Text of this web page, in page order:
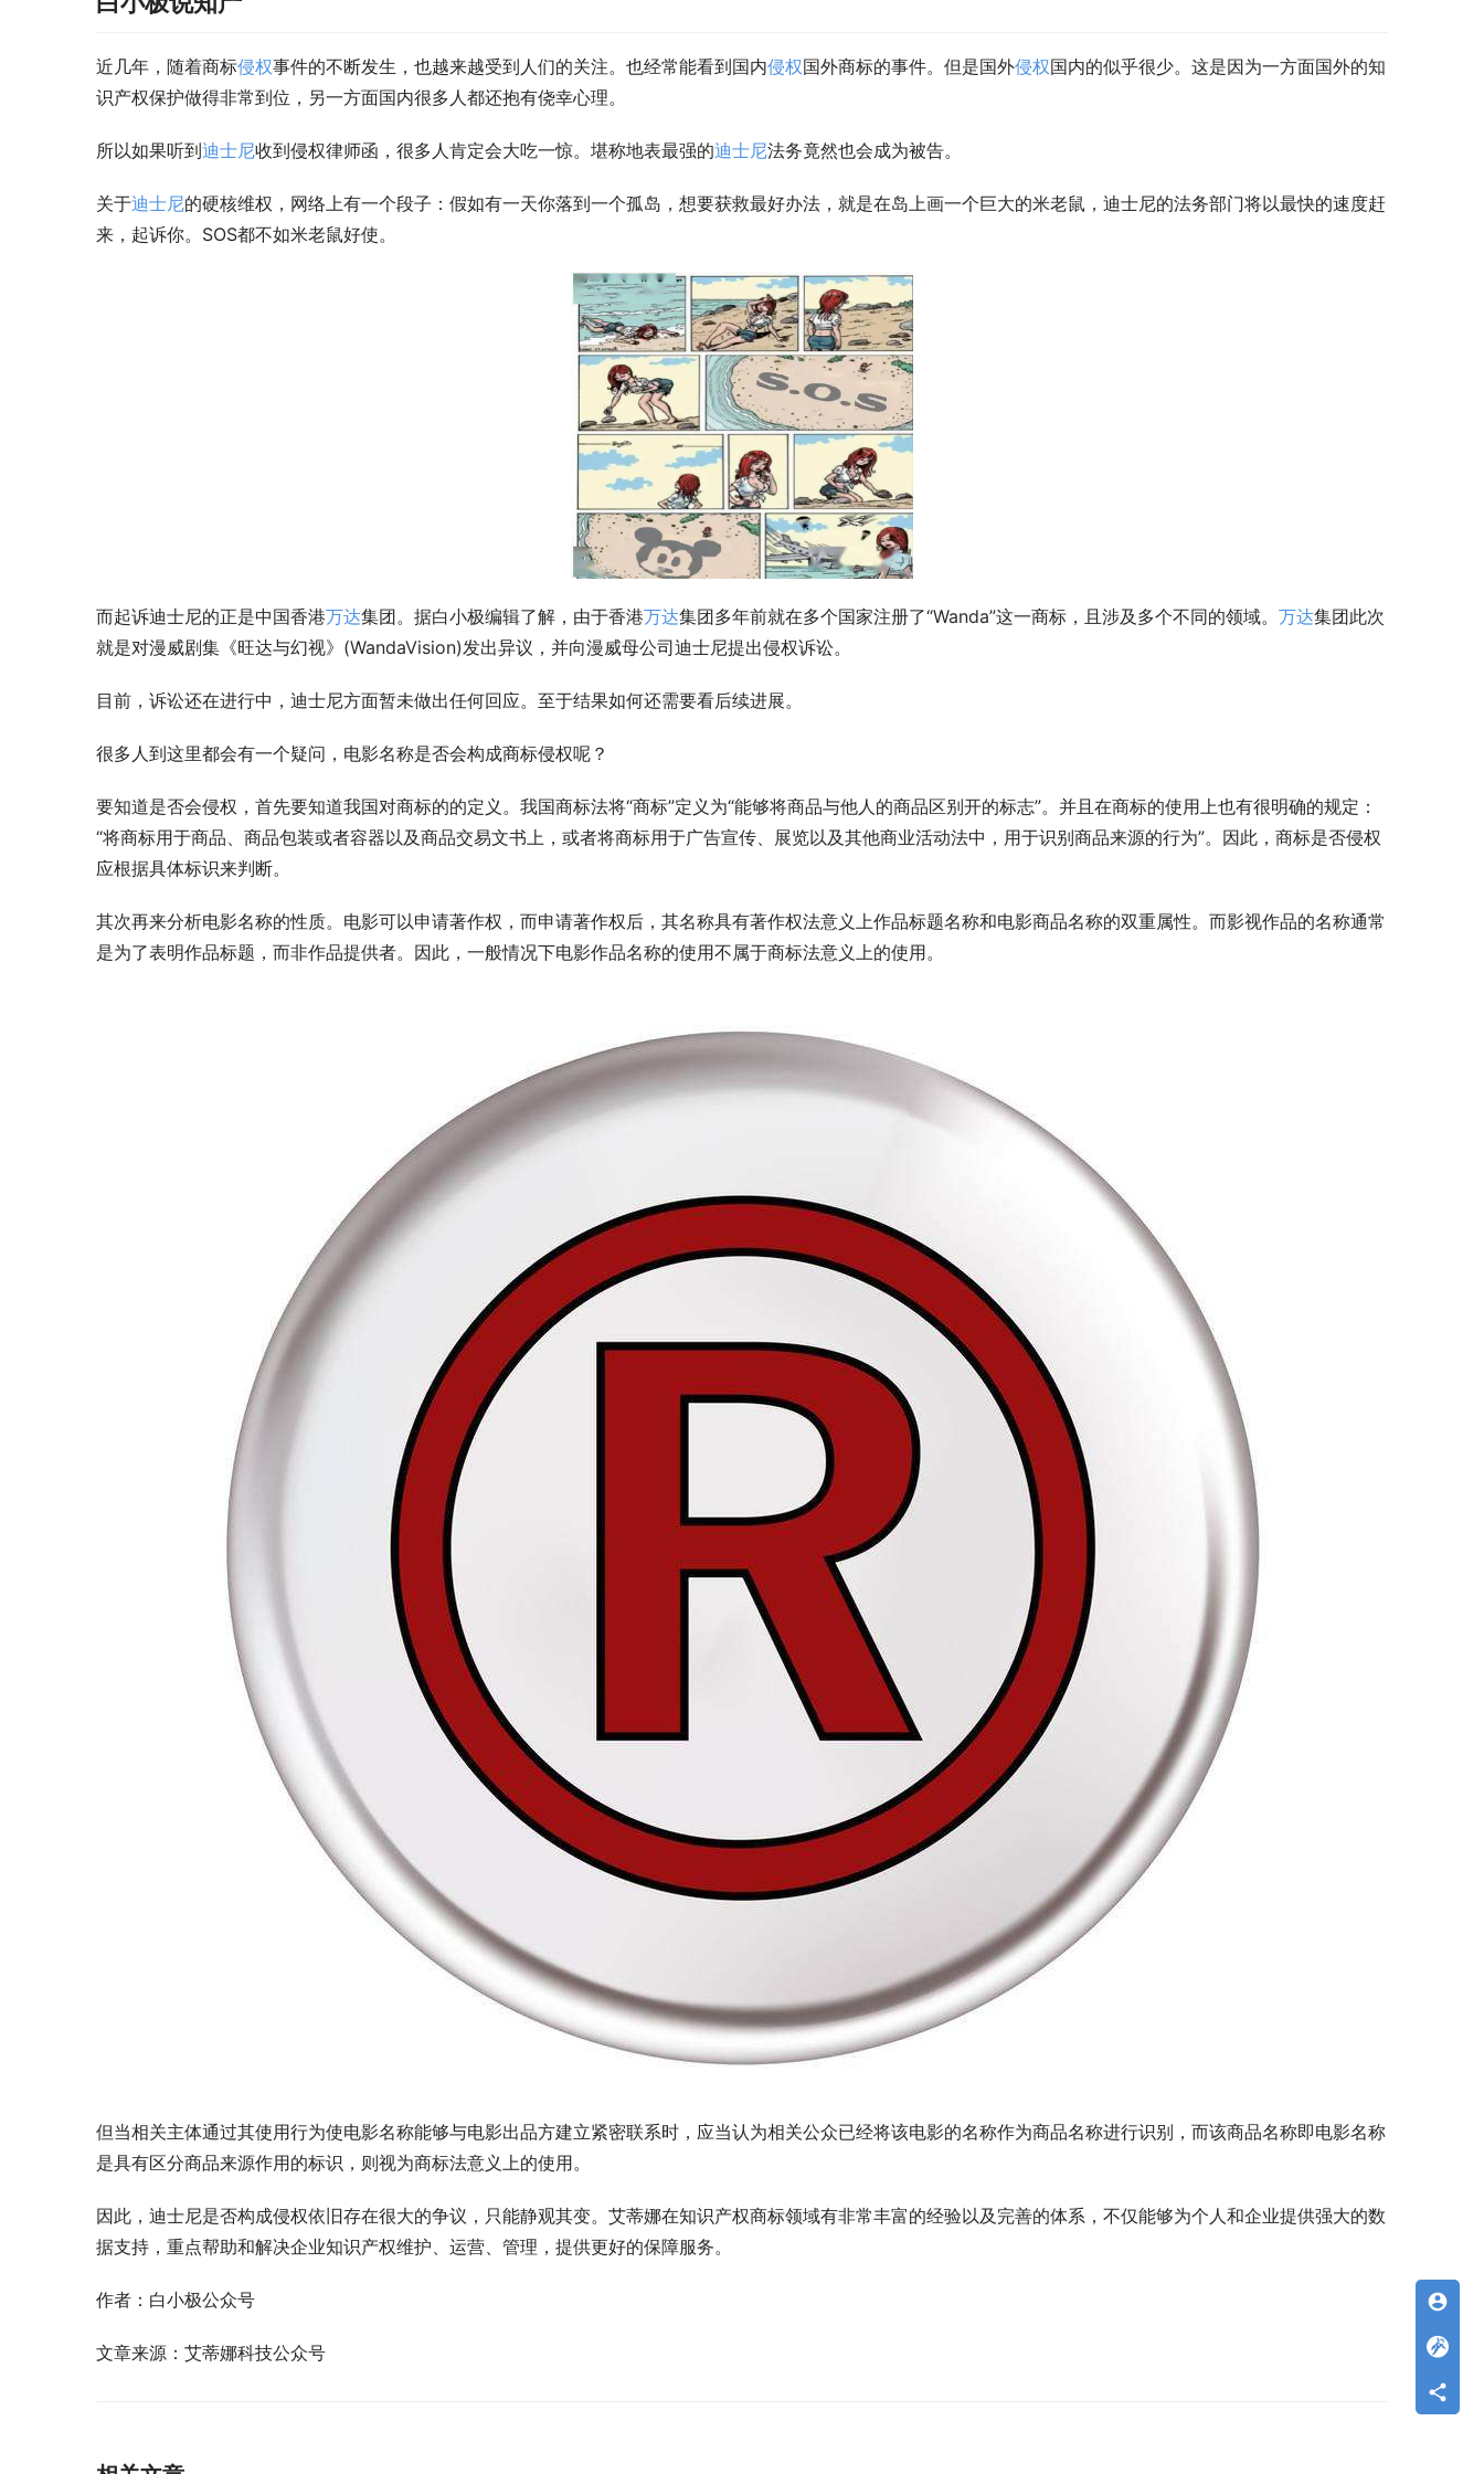
近几年，随着商标侵权事件的不断发生，也越来越受到人们的关注。也经常能看到国内侵权国外商标的事件。但是国外侵权国内的似乎很少。这是因为一方面国外的知
识产权保护做得非常到位，另一方面国内很多人都还抱有侥幸心理。
所以如果听到迪士尼收到侵权律师函，很多人肯定会大吃一惊。堪称地表最强的迪士尼法务竟然也会成为被告。
关于迪士尼的硬核维权，网络上有一个段子：假如有一天你落到一个孤岛，想要获救最好办法，就是在岛上画一个巨大的米老鼠，迪士尼的法务部门将以最快的速度赶
来，起诉你。SOS都不如米老鼠好使。
而起诉迪士尼的正是中国香港万达集团。据白小极编辑了解，由于香港万达集团多年前就在多个国家注册了“Wanda”这一商标，且涉及多个不同的领域。 万达集团此次
就是对漫威剧集《旺达与幻视》(WandaVision)发出异议，并向漫威母公司迪士尼提出侵权诉讼。
目前，诉讼还在进行中，迪士尼方面暂未做出任何回应。至于结果如何还需要看后续进展。
很多人到这里都会有一个疑问，电影名称是否会构成商标侵权呢？
要知道是否会侵权，首先要知道我国对商标的的定义。我国商标法将“商标”定义为“能够将商品与他人的商品区别开的标志”。并且在商标的使用上也有很明确的规定：
“将商标用于商品、商品包装或者容器以及商品交易文书上，或者将商标用于广告宣传、展览以及其他商业活动法中，用于识别商品来源的行为”。因此，商标是否侵权
应根据具体标识来判断。
其次再来分析电影名称的性质。电影可以申请著作权，而申请著作权后，其名称具有著作权法意义上作品标题名称和电影商品名称的双重属性。而影视作品的名称通常
是为了表明作品标题，而非作品提供者。因此，一般情况下电影作品名称的使用不属于商标法意义上的使用。
但当相关主体通过其使用行为使电影名称能够与电影出品方建立紧密联系时，应当认为相关公众已经将该电影的名称作为商品名称进行识别，而该商品名称即电影名称
是具有区分商品来源作用的标识，则视为商标法意义上的使用。
因此，迪士尼是否构成侵权依旧存在很大的争议，只能静观其变。艾蒂娜在知识产权商标领域有非常丰富的经验以及完善的体系，不仅能够为个人和企业提供强大的数
据支持，重点帮助和解决企业知识产权维护、运营、管理，提供更好的保障服务。
作者：白小极公众号
文章来源：艾蒂娜科技公众号
account_circle